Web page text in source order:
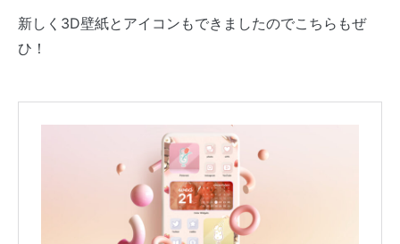
新しく3D壁紙とアイコンもできましたのでこちらもぜ
ひ！